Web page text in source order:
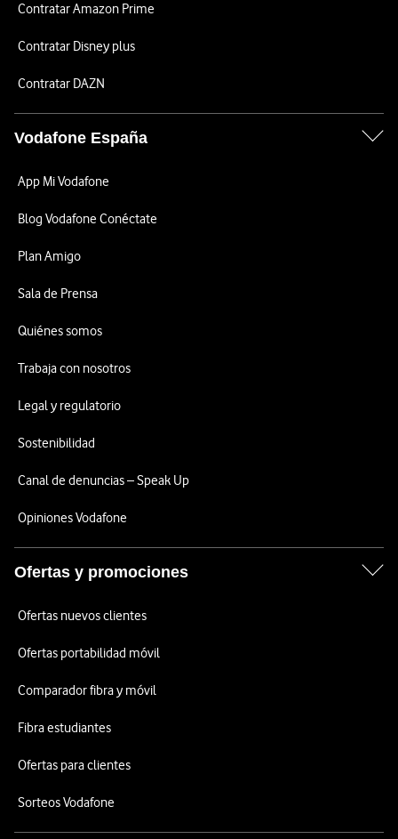
Contratar Amazon Prime
Contratar Disney plus
Contratar DAZN
Vodafone España
App Mi Vodafone
Blog Vodafone Conéctate
Plan Amigo
Sala de Prensa
Quiénes somos
Trabaja con nosotros
Legal y regulatorio
Sostenibilidad
Canal de denuncias – Speak Up
Opiniones Vodafone
Ofertas y promociones
Ofertas nuevos clientes
Ofertas portabilidad móvil
Comparador fibra y móvil
Fibra estudiantes
Ofertas para clientes
Sorteos Vodafone